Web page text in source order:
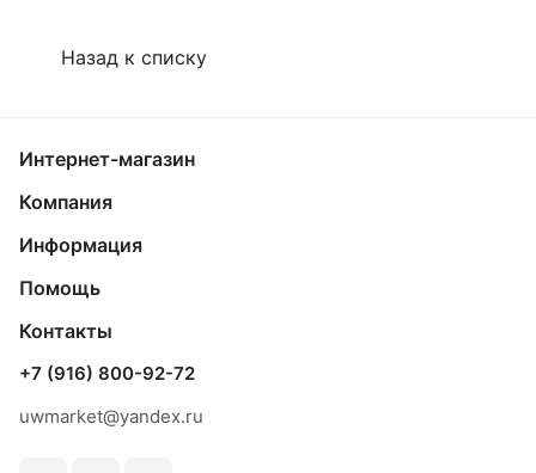
Назад к списку
Интернет-магазин
Компания
Информация
Помощь
Контакты
+7 (916) 800-92-72
uwmarket@yandex.ru